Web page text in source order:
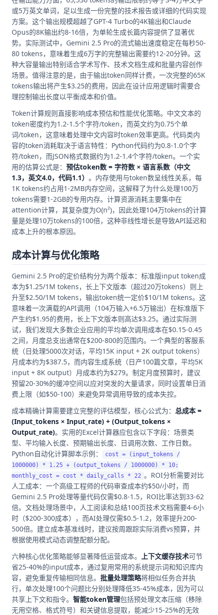
或5万英文单词，足以生成一份完整的技术报告或详细的代码实现
方案。这个输出规模超越了GPT-4 Turbo的4K输出和Claude
Opus的8K输出约8-16倍，为单轮生成长篇内容提供了显著优
势。实际测试中，Gemini 2.5 Pro的流式输出速度稳定在每秒50-
80 tokens，意味着生成6万字的完整输出需要约12-20分钟。这
种大容量输出特别适合学术写作、技术文档生成和批量内容创作
场景。值得注意的是，由于输出token同样计费，一次完整的65K
tokens输出将产生$3.25的费用，因此在设计应用逻辑时需要合
理控制输出长度以平衡成本和价值。
Token计算规则直接影响成本预估和性能优化策略。中文文本的
token密度约为1.2-1.5个字符/token，而英文约为0.75个单
词/token，这意味着处理中文内容时token效率更高。代码类内
容的token消耗取决于语言特性：Python代码约为0.8-1.0个字
符/token，而JSON格式数据约为1.2-1.4个字符/token。一个实
用的估算公式是： 预估token数 = 字符数 × 语言系数（中文
1.3，英文4.0，代码1.1） 。内存使用与token数呈线性关系，每
1K tokens约占用1-2MB内存空间，这解释了为什么处理100万
tokens需要1-2GB的专用内存。计算资源消耗主要集中在
attention计算，其复杂度为O(n²)，因此处理104万tokens的计算
量是处理10万tokens的100倍，这种非线性增长是导致API延迟和
成本上升的根本原因。
成本计算与优化策略
Gemini 2.5 Pro的定价结构分为两个版本：标准版input token成
本为$1.25/1M tokens，长上下文版本（超过20万tokens）则上
升至$2.50/1M tokens，输出token统一定价$10/1M tokens。这
意味着一次满载的API调用（104万输入+6.5万输出）在标准版下
产生约$1.95的费用，长上下文版本则高达$3.25。通过实际测
试，我们发现大多数企业应用的平均单次调用成本在$0.15-0.45
之间，月度总支出通常在$200-800的范围内。一个典型的客服系
统（日处理5000次对话，平均15K input + 2K output tokens）
月成本约为$387.5，而内容生成系统（日产100篇文章，平均5K
input + 8K output）月成本约为$279。制定月度预算时，建议
预留20-30%的缓冲空间以应对突发的大量请求，同时设置单日消
费上限（如$50-100）来避免异常调用导致的成本失控。
成本精确计算需要建立完整的评估模型，核心公式为： 总成本 =
(Input_tokens × Input_rate) + (Output_tokens ×
Output_rate)。实用的Excel计算器应包含以下字段：场景类
型、平均输入长度、预期输出长度、日调用次数、工作日数。
Python自动化计算脚本示例：
cost = (input_tokens /
1000000) * 1.25 + (output_tokens / 1000000) * 10;
monthly_cost = cost * daily_calls * 22 。ROI分析需要对比
人工成本：一个高级工程师的代码审查成本约$50/小时，而
Gemini 2.5 Pro处理等量代码仅需$0.8-1.5，ROI比率达到33-62
倍。文档处理场景中，人工阅读和总结100页技术文档需要4-6小
时（$200-300成本），而AI处理仅需$0.5-1.2，效率提升200-
500倍。建立成本基准线时，建议按周跟踪实际消费vs预算，并
根据使用模式动态调整配额分配。
六种核心优化策略能够显著降低运营成本。
上下文缓存技术可节
省25-40%的input成本，通过复用常用的系统提示词和知识库内
容，避免重复传输相同信息。 批量处理策略将相似任务合并执
行，单次处理100个问题比分别处理降低35-45%成本，因为可以
共享上下文和指令。 智能token管理包括预处理文本压缩（移除
无用空格、格式符号）和关键信息提取，能减少15-25%的无效